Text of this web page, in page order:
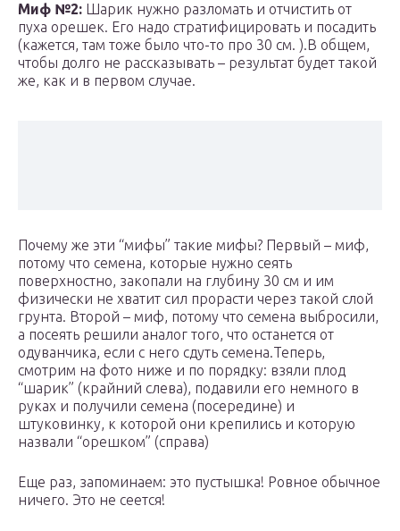
Миф №2: Шарик нужно разломать и отчистить от
пуха орешек. Его надо стратифицировать и посадить
(кажется, там тоже было что-то про 30 см. ).В общем,
чтобы долго не рассказывать – результат будет такой
же, как и в первом случае.
Почему же эти “мифы” такие мифы? Первый – миф,
потому что семена, которые нужно сеять
поверхностно, закопали на глубину 30 см и им
физически не хватит сил прорасти через такой слой
грунта. Второй – миф, потому что семена выбросили,
а посеять решили аналог того, что останется от
одуванчика, если с него сдуть семена.Теперь,
смотрим на фото ниже и по порядку: взяли плод
“шарик” (крайний слева), подавили его немного в
руках и получили семена (посередине) и
штуковинку, к которой они крепились и которую
назвали “орешком” (справа)
Еще раз, запоминаем: это пустышка! Ровное обычное
ничего. Это не сеется!